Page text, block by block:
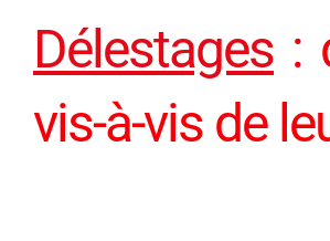
Délestages :
vis-à-vis de